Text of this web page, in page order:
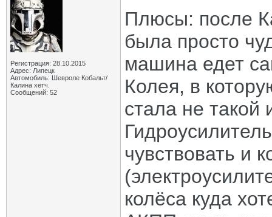
Регистрация: 28.10.2015
Адрес: Липецк
Автомобиль: Шевроле Кобальт/
Калина хетч.
Сообщений: 52
Плюсы: после
была просто
машина едет
Колея, в
стала не такой
чувствовать и
колёса куда